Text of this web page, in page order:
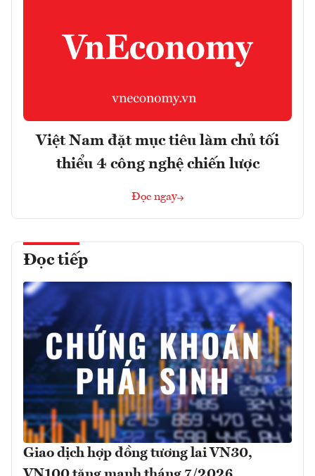
Việt Nam đặt mục tiêu làm chủ tối
thiểu 4 công nghệ chiến lược
Đọc ngay
Đọc tiếp
Giao dịch hợp đồng tương lai VN30,